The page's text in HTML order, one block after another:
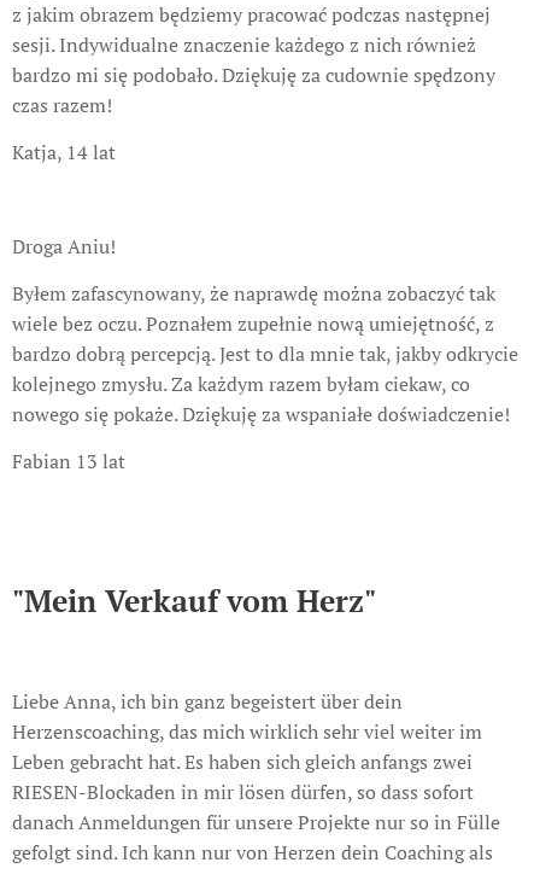
z jakim obrazem będziemy pracować podczas następnej
sesji. Indywidualne znaczenie każdego z nich również
bardzo mi się podobało. Dziękuję za cudownie spędzony
czas razem!
Katja, 14 lat
Droga Aniu!
Byłem zafascynowany, że naprawdę można zobaczyć tak
wiele bez oczu. Poznałem zupełnie nową umiejętność, z
bardzo dobrą percepcją. Jest to dla mnie tak, jakby odkrycie
kolejnego zmysłu. Za każdym razem byłam ciekaw, co
nowego się pokaże. Dziękuję za wspaniałe doświadczenie!
Fabian 13 lat
"Mein Verkauf vom Herz"
Liebe Anna, ich bin ganz begeistert über dein
Herzenscoaching, das mich wirklich sehr viel weiter im
Leben gebracht hat. Es haben sich gleich anfangs zwei
RIESEN-Blockaden in mir lösen dürfen, so dass sofort
danach Anmeldungen für unsere Projekte nur so in Fülle
gefolgt sind. Ich kann nur von Herzen dein Coaching als